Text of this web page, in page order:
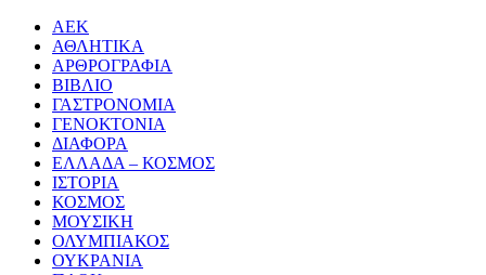
ΑΕΚ
ΑΘΛΗΤΙΚΑ
ΑΡΘΡΟΓΡΑΦΙΑ
ΒΙΒΛΙΟ
ΓΑΣΤΡΟΝΟΜΙΑ
ΓΕΝΟΚΤΟΝΙΑ
ΔΙΑΦΟΡΑ
ΕΛΛΑΔΑ – ΚΟΣΜΟΣ
ΙΣΤΟΡΙΑ
ΚΟΣΜΟΣ
ΜΟΥΣΙΚΗ
ΟΛΥΜΠΙΑΚΟΣ
ΟΥΚΡΑΝΙΑ